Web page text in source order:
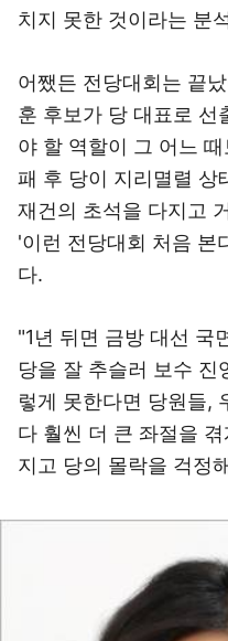
치지 못한 것이라는 분
어쨌든 전당대회는 끝
훈 후보가 당 대표로 선
야 할 역할이 그 어느
패 후 당이 지리멸렬 상
재건의 초석을 다지고
'이런 전당대회 처음 본
다.
"1년 뒤면 금방 대선 국
당을 잘 추슬러 보수 진
렇게 못한다면 당원들,
다 훨씬 더 큰 좌절을
지고 당의 몰락을 걱정